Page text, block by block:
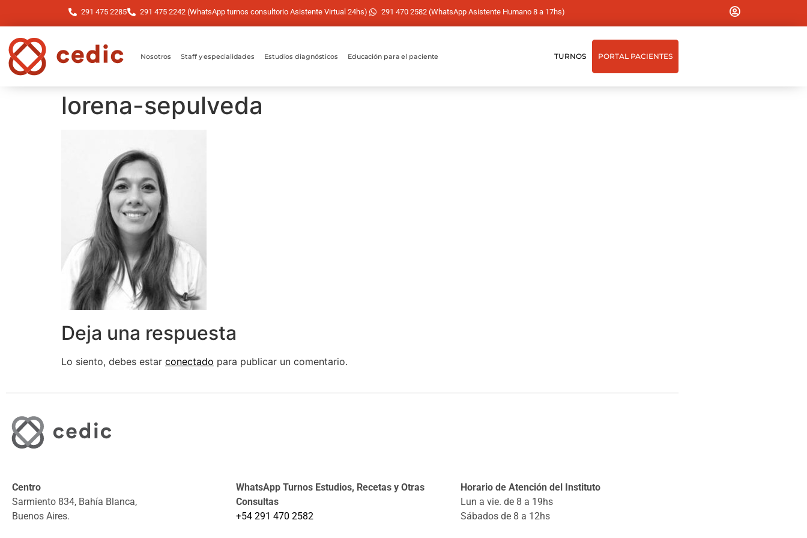
291 475 2285 291 475 2242 (WhatsApp turnos consultorio Asistente Virtual 24hs) 291 470 2582 (WhatsApp Asistente Humano 8 a 17hs)
Nosotros Staff y especialidades Estudios diagnósticos Educación para el paciente TURNOS PORTAL PACIENTES
lorena-sepulveda
Deja una respuesta
Lo siento, debes estar conectado para publicar un comentario.
Centro
Sarmiento 834, Bahía Blanca,
Buenos Aires.
WhatsApp Turnos Estudios, Recetas y Otras
Consultas
+54 291 470 2582
Horario de Atención del Instituto
Lun a vie. de 8 a 19hs
Sábados de 8 a 12hs